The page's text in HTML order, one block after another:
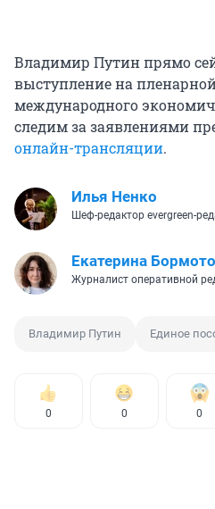
Владимир Путин прямо
выступление на
международного
следим за заявлениями
онлайн-трансляции.
Илья Ненко
Шеф-редактор evergreen-
Екатерина
Журналист оперативной
Владимир Путин Единое
0 0 0